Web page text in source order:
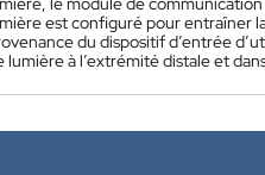
est configuré pour entraîner
du dispositif d’entrée
lumière à l’extrémité distale et